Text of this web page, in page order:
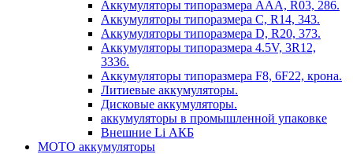
Аккумуляторы типоразмера ААА, R03, 286.
Аккумуляторы типоразмера С, R14, 343.
Аккумуляторы типоразмера D, R20, 373.
Аккумуляторы типоразмера 4.5V, 3R12,
3336.
Аккумуляторы типоразмера F8, 6F22, крона.
Литиевые аккумуляторы.
Дисковые аккумуляторы.
аккумуляторы в промышленной упаковке
Внешние Li АКБ
МОТО аккумуляторы